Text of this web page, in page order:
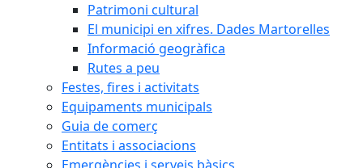
Patrimoni cultural
El municipi en xifres. Dades Martorelles
Informació geogràfica
Rutes a peu
Festes, fires i activitats
Equipaments municipals
Guia de comerç
Entitats i associacions